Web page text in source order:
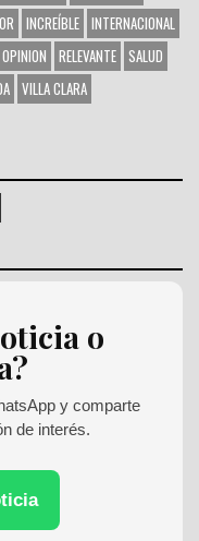
INCREÍBLE INTERNACIONAL
OPINION RELEVANTE SALUD
VILLA CLARA
o
y comparte
de interés.